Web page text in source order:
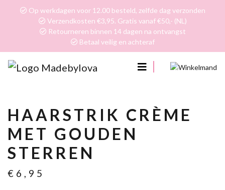
Op werkdagen voor 12.00 besteld, zelfde dag verzonden
Verzendkosten €3,95. Gratis vanaf €50,- (NL)
Retourneren binnen 14 dagen na ontvangst
Betaal veilig en achteraf
0
HAARSTRIK CRÈME
MET GOUDEN
STERREN
€ 6,95